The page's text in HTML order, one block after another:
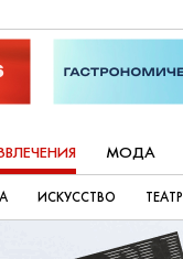
МОДА
ИСКУССТВО ТЕАТР